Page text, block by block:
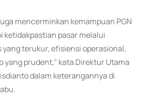
mencerminkan kemampuan PGN
ketidakpastian pasar melalui
yang terukur, efisiensi operasional,
yang prudent," kata Direktur Utama
dalam keterangannya di